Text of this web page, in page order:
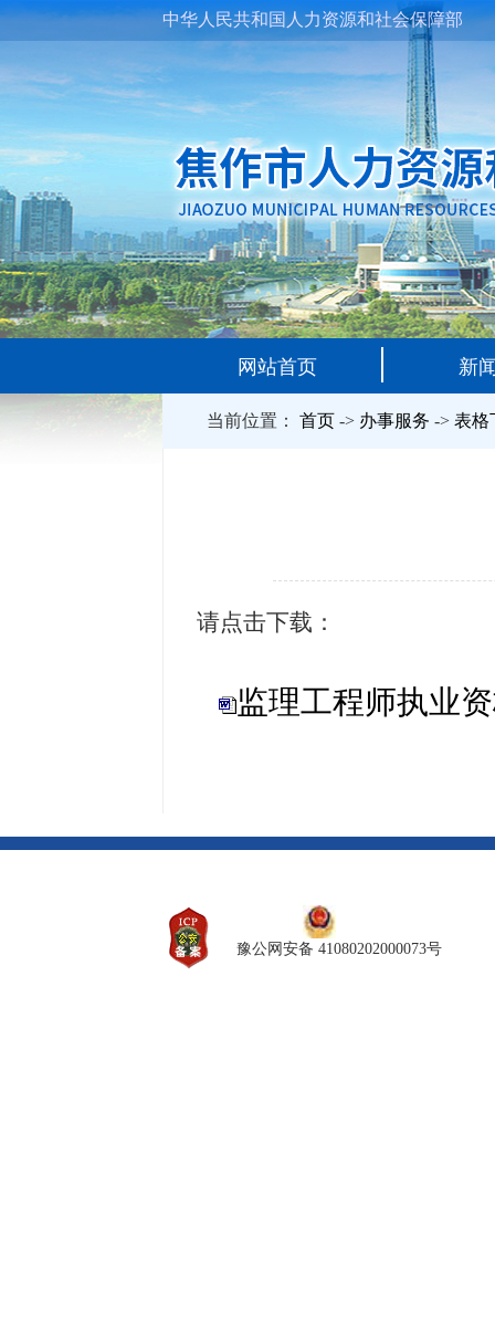
中华人民共和国人力资源和社会保障部
网站首页 新
当前位置： 首页-> 办事服务 -> 表格
请点击下载：
监理工程师执业
豫公网安备 41080202000073号